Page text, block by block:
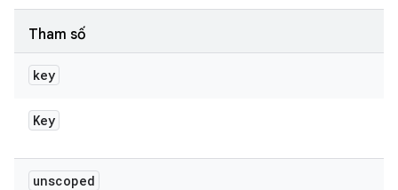
Tham số
key
Key
unscoped